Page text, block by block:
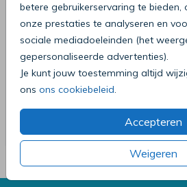
betere gebruikerservaring te bieden,
onze prestaties te analyseren en
sociale mediadoeleinden (het
gepersonaliseerde advertenties).
Je kunt jouw toestemming altijd
ons ons cookiebeleid.
Accepteren
Weigeren